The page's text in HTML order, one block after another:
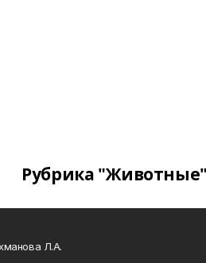
Рубрика "Животные"
Л.А.